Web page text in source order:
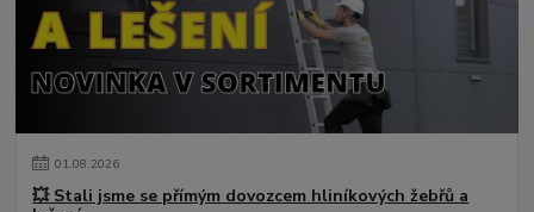
01.08.2026
💥 Stali jsme se přímým dovozcem hliníkových žebřů a